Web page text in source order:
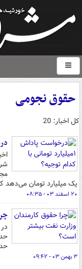
حقوق نجومی
کل اخبار: 20
یک میلیارد تومان می‌دهد
۲۰ اسفند ۰۳ - ۰۸:۳۵
حدود ۳ برابر
۳ بهمن ۰۳ - ۰۹:۴۲